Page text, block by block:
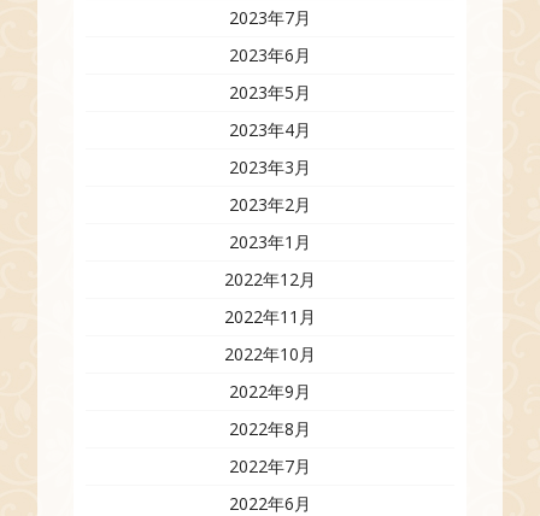
2023年7月
2023年6月
2023年5月
2023年4月
2023年3月
2023年2月
2023年1月
2022年12月
2022年11月
2022年10月
2022年9月
2022年8月
2022年7月
2022年6月